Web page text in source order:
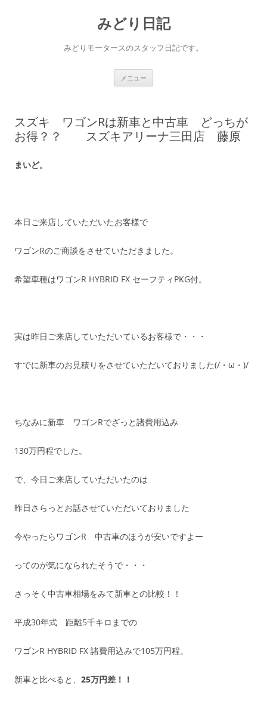
みどり日記
みどりモータースのスタッフ日記です。
メニュー
スズキ ワゴンRは新車と中古車 どっちが
お得？？ スズキアリーナ三田店 藤原
まいど。
本日ご来店していただいたお客様で
ワゴンRのご商談をさせていただきました。
希望車種はワゴンR HYBRID FX セーフティPKG付。
実は昨日ご来店していただいているお客様で・・・
すでに新車のお見積りをさせていただいておりました(/・ω・)/
ちなみに新車 ワゴンRでざっと諸費用込み
130万円程でした。
で、今日ご来店していただいたのは
昨日さらっとお話させていただいておりました
今やったらワゴンR 中古車のほうが安いですよー
ってのが気になられたそうで・・・
さっそく中古車相場をみて新車との比較！！
平成30年式 距離5千キロまでの
ワゴンR HYBRID FX 諸費用込みで105万円程。
新車と比べると、 25万円差！！